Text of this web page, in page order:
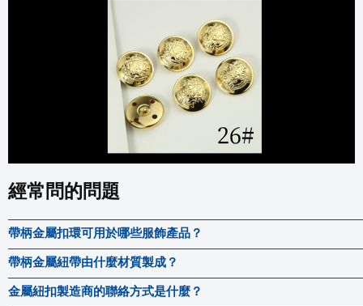
經常問的問題
帶柄金屬扣環可用於哪些服飾產品？
帶柄金屬紐帶由什麼材質製成？
金屬紐扣製造商的聯絡方式是什麼？